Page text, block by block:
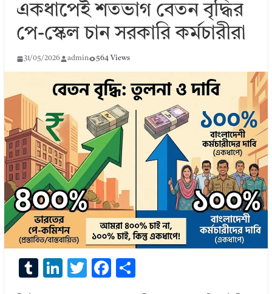
একধাপেই শতভাগ বেতন বৃদ্ধির
পে-স্কেল চান সরকারি কর্মচারীরা
31/05/2026 admin 564 Views
T
Li
T
F